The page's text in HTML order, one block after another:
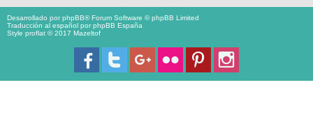
Desarrollado porphpBB® Forum Software © phpBB Limited
Traducción al español porphpBB España
Style proflat © 2017 Mazeltof